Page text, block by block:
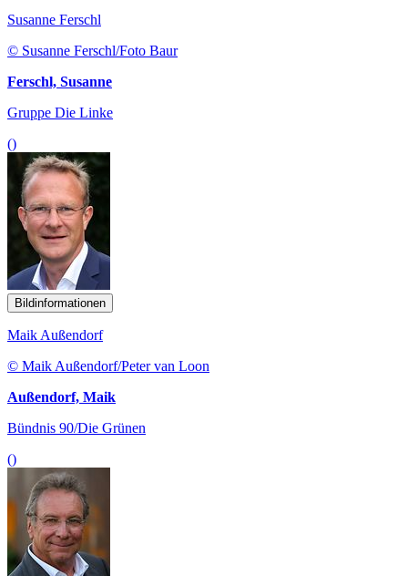
Susanne Ferschl
© Susanne Ferschl/Foto Baur
Ferschl, Susanne
Gruppe Die Linke
()
Bildinformationen
Maik Außendorf
© Maik Außendorf/Peter van Loon
Außendorf, Maik
Bündnis 90/Die Grünen
()